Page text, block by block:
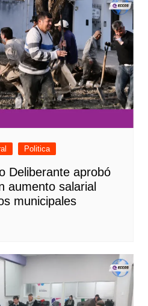
Politica
Deliberante aprobó
aumento salarial
municipales